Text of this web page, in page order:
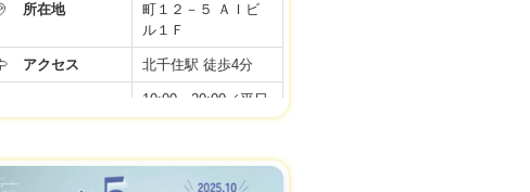
所在地
町１２－５ ＡＩビ
ル１Ｆ
アクセス 北千住駅 徒歩4分
10:00～20:00／平日
9:00～19:00／土日
10:00〜19:00／アカ
デミー